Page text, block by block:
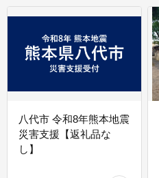
八代市 令和8年熊本地震
災害支援【返礼品な
し】